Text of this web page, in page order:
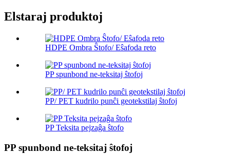
Elstaraj produktoj
HDPE Ombra Ŝtofo/ Eŝafoda reto
PP spunbond ne-teksitaj ŝtofoj
PP/ PET kudrilo punĉi geotekstilaj ŝtofoj
PP Teksita pejzaĝa ŝtofo
PP spunbond ne-teksitaj ŝtofoj